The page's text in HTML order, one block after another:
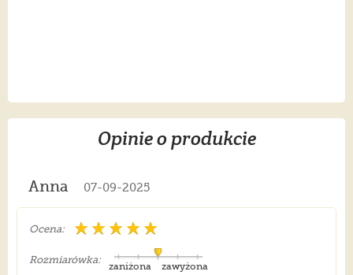
Opinie o produkcie
Anna 07-09-2025
Ocena:
Rozmiarówka:
zawyżona
zaniżona